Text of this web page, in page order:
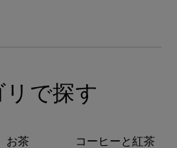
リで探す
お茶 コーヒーと紅茶